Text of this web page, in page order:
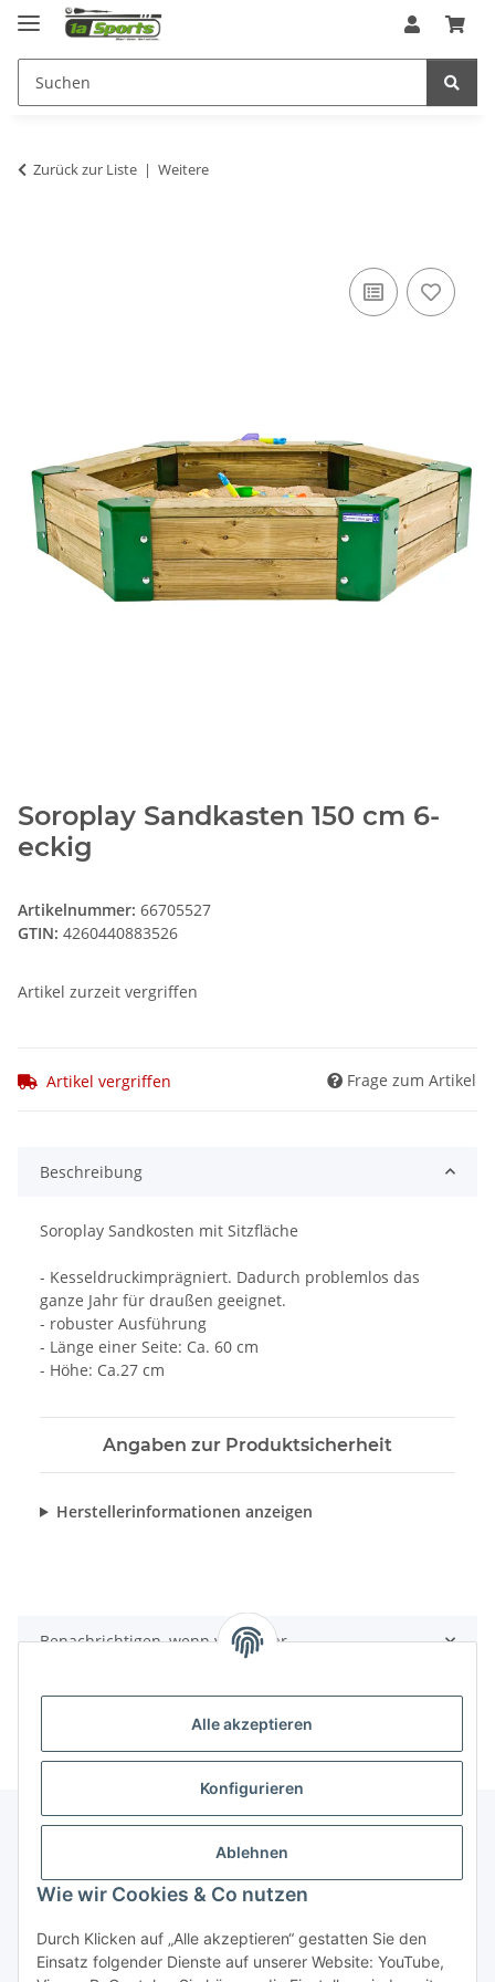
Alle akzeptieren
Konfigurieren
Ablehnen
Wie wir Cookies & Co nutzen
Durch Klicken auf „Alle akzeptieren“ gestatten Sie den
Einsatz folgender Dienste auf unserer Website: YouTube,
Zurück zur Liste Weitere
Soroplay Sandkasten 150 cm 6-
eckig
Artikelnummer: 66705527
GTIN: 4260440883526
Artikel zurzeit vergriffen
Artikel vergriffen Frage zum Artikel
Beschreibung
Soroplay Sandkosten mit Sitzfläche
- Kesseldruckimprägniert. Dadurch problemlos das
ganze Jahr für draußen geeignet.
- robuster Ausführung
- Länge einer Seite: Ca. 60 cm
- Höhe: Ca.27 cm
Angaben zur Produktsicherheit
Herstellerinformationen anzeigen
Benachrichtigen, wenn verfügbar
Gesetzliche Informationen